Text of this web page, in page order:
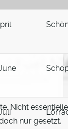
Nicht essentielle
nur gesetzt,